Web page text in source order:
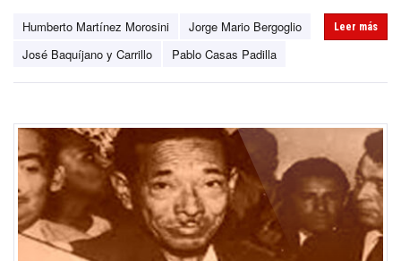
Humberto Martínez Morosini
Jorge Mario Bergoglio
José Baquíjano y Carrillo
Pablo Casas Padilla
Leer más